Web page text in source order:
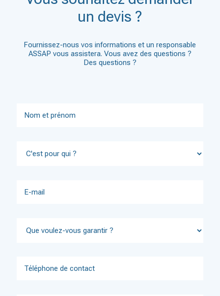
un devis ?
Fournissez-nous vos informations et un responsable
ASSAP vous assistera. Vous avez des questions ?
Des questions ?